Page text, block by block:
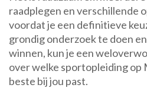
raadplegen en verschillende
voordat je een definitieve
grondig onderzoek te doen
winnen, kun je een
over welke sportopleiding op
beste bij jou past.